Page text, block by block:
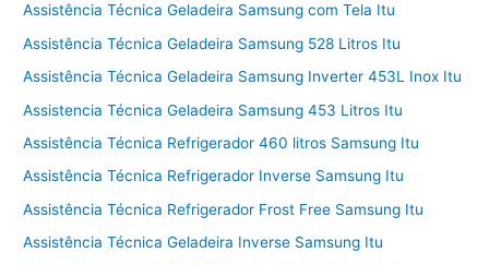
Assistência Técnica Geladeira Samsung com Tela Itu
Assistência Técnica Geladeira Samsung 528 Litros Itu
Assistência Técnica Geladeira Samsung Inverter 453L Inox Itu
Assistencia Técnica Geladeira Samsung 453 Litros Itu
Assistência Técnica Refrigerador 460 litros Samsung Itu
Assistência Técnica Refrigerador Inverse Samsung Itu
Assistência Técnica Refrigerador Frost Free Samsung Itu
Assistência Técnica Geladeira Inverse Samsung Itu